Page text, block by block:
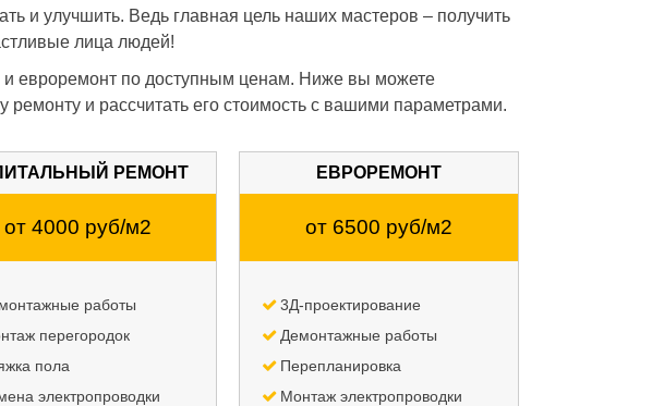
и улучшить. Ведь главная цель наших мастеров – получить
лица людей!
евроремонт по доступным ценам. Ниже вы можете
ремонту и рассчитать его стоимость с вашими параметрами.
РЕМОНТ
от 4000 руб/м2
работы
перегородок
пола
электропроводки
ЕВРОРЕМОНТ
от 6500 руб/м2
3Д-проектирование
Демонтажные работы
Перепланировка
Монтаж электропроводки